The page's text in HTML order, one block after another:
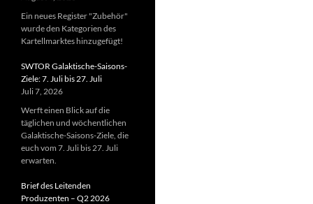
Ein neues Register "Zubehör"
wurde den Kategorien des
Kartellmarktes hinzugefügt!
SWTOR Galaktische-Saisons-
Ziele: 7. Juli bis 27. Juli
Juli 7, 2026
Werft einen Blick auf die
täglichen und wöchentlichen
Galaktische-Saisons-Ziele, die
euch vom 7. Juli bis 27. Juli
erwarten.
Brief des Leitenden
Produzenten – Q2 2026